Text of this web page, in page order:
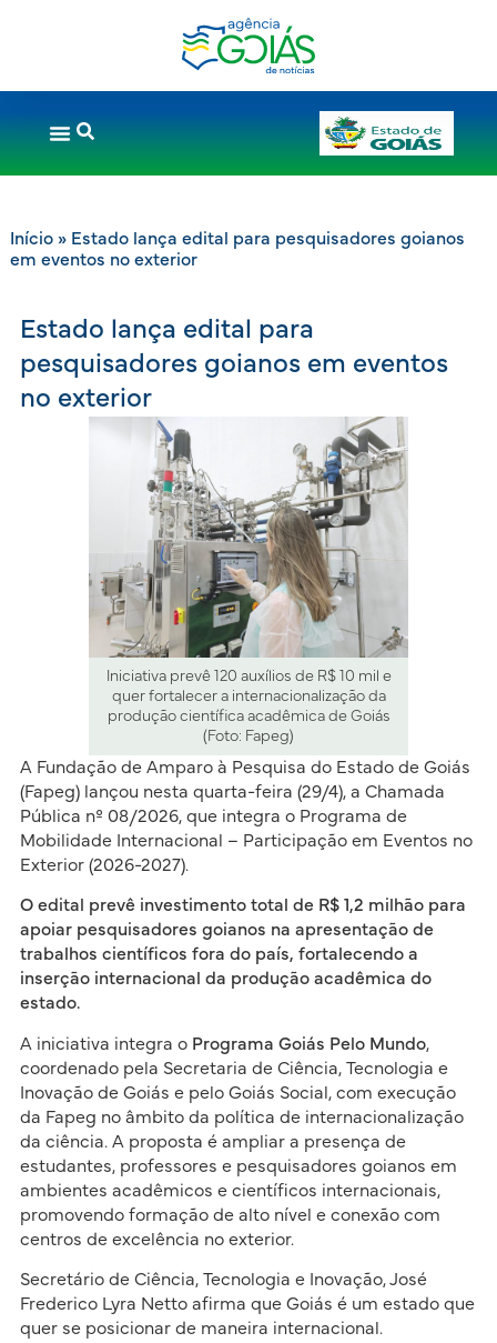
Início» Estado lança edital para pesquisadores goianos
em eventos no exterior
Estado lança edital para
pesquisadores goianos em eventos
no exterior
Iniciativa prevê 120 auxílios de R$ 10 mil e
quer fortalecer a internacionalização da
produção científica acadêmica de Goiás
(Foto: Fapeg)
A Fundação de Amparo à Pesquisa do Estado de Goiás
(Fapeg) lançou nesta quarta-feira (29/4), a Chamada
Pública nº 08/2026, que integra o Programa de
Mobilidade Internacional – Participação em Eventos no
Exterior (2026-2027).
O edital prevê investimento total de R$ 1,2 milhão para
apoiar pesquisadores goianos na apresentação de
trabalhos científicos fora do país, fortalecendo a
inserção internacional da produção acadêmica do
estado.
A iniciativa integra o Programa Goiás Pelo Mundo,
coordenado pela Secretaria de Ciência, Tecnologia e
Inovação de Goiás e pelo Goiás Social, com execução
da Fapeg no âmbito da política de internacionalização
da ciência. A proposta é ampliar a presença de
estudantes, professores e pesquisadores goianos em
ambientes acadêmicos e científicos internacionais,
promovendo formação de alto nível e conexão com
centros de excelência no exterior.
Secretário de Ciência, Tecnologia e Inovação, José
Frederico Lyra Netto afirma que Goiás é um estado que
quer se posicionar de maneira internacional.